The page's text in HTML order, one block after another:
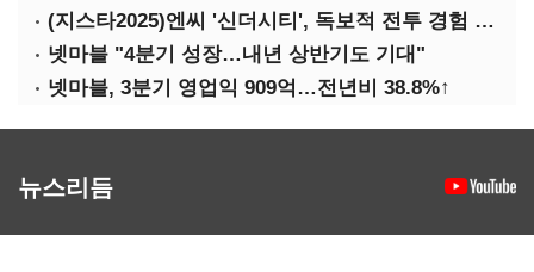
(지스타2025)엔씨 '신더시티', 독보적 전투 경험 필요
넷마블 "4분기 성장…내년 상반기도 기대"
넷마블, 3분기 영업익 909억…전년비 38.8%↑
뉴스리듬